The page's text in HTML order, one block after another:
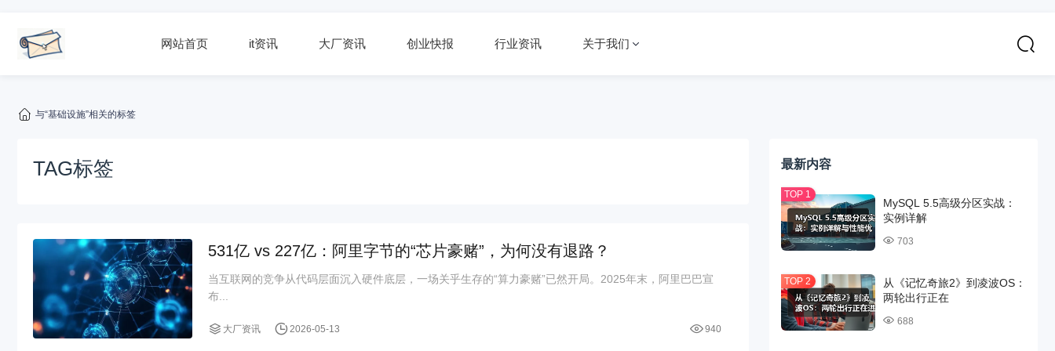
网站首页 it资讯 大厂资讯 创业快报 行业资讯 关于我们
与“基础设施”相关的标签
TAG标签
531亿 vs 227亿：阿里字节的“芯片豪赌”，为何没有退路？
当互联网的竞争从代码层面沉入硬件底层，一场关乎生存的“算力豪赌”已然开局。2025年末，阿里巴巴宣
布...
大厂资讯 2026-05-13 940
最新内容
MySQL 5.5高级分区实战：
实例详解
703
从《记忆奇旅2》到凌波OS：
两轮出行正在
688